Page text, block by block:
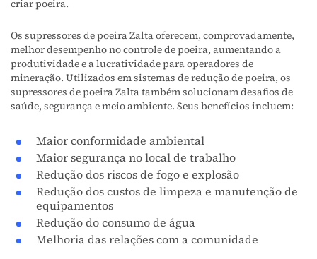
criar poeira.
Os supressores de poeira Zalta oferecem, comprovadamente,
melhor desempenho no controle de poeira, aumentando a
produtividade e a lucratividade para operadores de
mineração. Utilizados em sistemas de redução de poeira, os
supressores de poeira Zalta também solucionam desafios de
saúde, segurança e meio ambiente. Seus benefícios incluem:
Maior conformidade ambiental
Maior segurança no local de trabalho
Redução dos riscos de fogo e explosão
Redução dos custos de limpeza e manutenção de
equipamentos
Redução do consumo de água
Melhoria das relações com a comunidade